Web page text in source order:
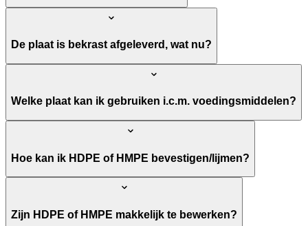
De plaat is bekrast afgeleverd, wat nu?
Welke plaat kan ik gebruiken i.c.m. voedingsmiddelen?
Hoe kan ik HDPE of HMPE bevestigen/lijmen?
Zijn HDPE of HMPE makkelijk te bewerken?